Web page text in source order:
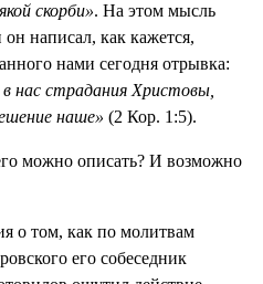
скорби». На этом мысль
он написал, как кажется,
нами сегодня отрывка:
нас страдания Христовы,
наше» (2 Кор. 1:5).
можно описать? И возможно
о том, как по молитвам
его собеседник